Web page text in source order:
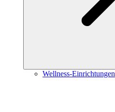
Wellness-Einrichtungen